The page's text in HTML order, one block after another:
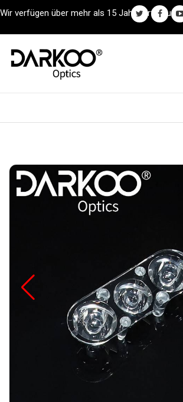
Wir verfügen über mehr als 15 Jahre Erfahrung.